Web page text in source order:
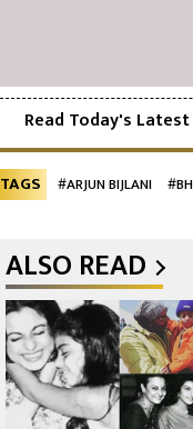
Read Today's Latest
TAGS #ARJUN BIJLANI
ALSO READ